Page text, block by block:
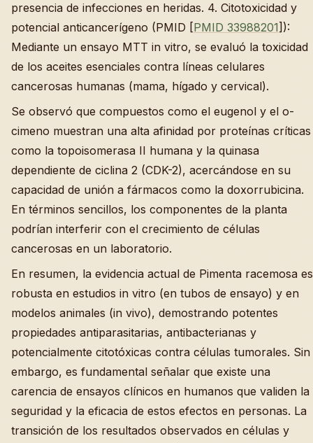
presencia de infecciones en heridas. 4. Citotoxicidad y
potencial anticancerígeno (PMID [PMID 33988201]):
Mediante un ensayo MTT in vitro, se evaluó la toxicidad
de los aceites esenciales contra líneas celulares
cancerosas humanas (mama, hígado y cervical).
Se observó que compuestos como el eugenol y el o-
cimeno muestran una alta afinidad por proteínas críticas
como la topoisomerasa II humana y la quinasa
dependiente de ciclina 2 (CDK-2), acercándose en su
capacidad de unión a fármacos como la doxorrubicina.
En términos sencillos, los componentes de la planta
podrían interferir con el crecimiento de células
cancerosas en un laboratorio.
En resumen, la evidencia actual de Pimenta racemosa es
robusta en estudios in vitro (en tubos de ensayo) y en
modelos animales (in vivo), demostrando potentes
propiedades antiparasitarias, antibacterianas y
potencialmente citotóxicas contra células tumorales. Sin
embargo, es fundamental señalar que existe una
carencia de ensayos clínicos en humanos que validen la
seguridad y la eficacia de estos efectos en personas. La
transición de los resultados observados en células y